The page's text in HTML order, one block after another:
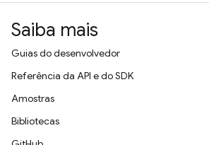
Saiba mais
Guias do desenvolvedor
Referência da API e do SDK
Amostras
Bibliotecas